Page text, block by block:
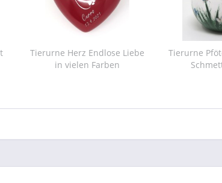
Tierurne Herz Endlose Liebe
in vielen Farben
Tierurne